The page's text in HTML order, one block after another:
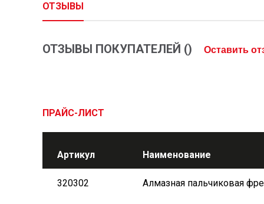
ОТЗЫВЫ
ОТЗЫВЫ ПОКУПАТЕЛЕЙ () Оставить
ПРАЙС-ЛИСТ
Артикул Наименование
320302 Алмазная пальчиковая